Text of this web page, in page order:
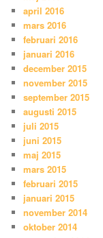
april 2016
mars 2016
februari 2016
januari 2016
december 2015
november 2015
september 2015
augusti 2015
juli 2015
juni 2015
maj 2015
mars 2015
februari 2015
januari 2015
november 2014
oktober 2014